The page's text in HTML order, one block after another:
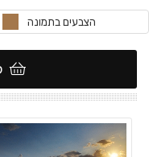
הצבעים בתמונה